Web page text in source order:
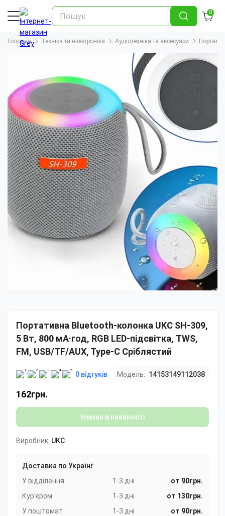
0
Головна Техніка та електроніка Аудіотехніка та аксесуари
Портативна Bluetooth-колонка UKC SH-309,
5 Вт, 800 мА·год, RGB LED-підсвітка, TWS,
FM, USB/TF/AUX, Type-C Сріблястий
0 відгуків Модель: 14153149112038
162грн.
Немає в наявності
Виробник: UKC
Доставка по Україні:
У відділення
1-3 дні
от 90грн.
Кур'єром
1-3 дні
от 130грн.
У поштомат
1-3 дні от 90грн.